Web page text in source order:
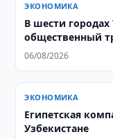
ЭКОНОМИКА
В шести
общественный
06/08/2026
ЭКОНОМИКА
Египетская
Узбекистане